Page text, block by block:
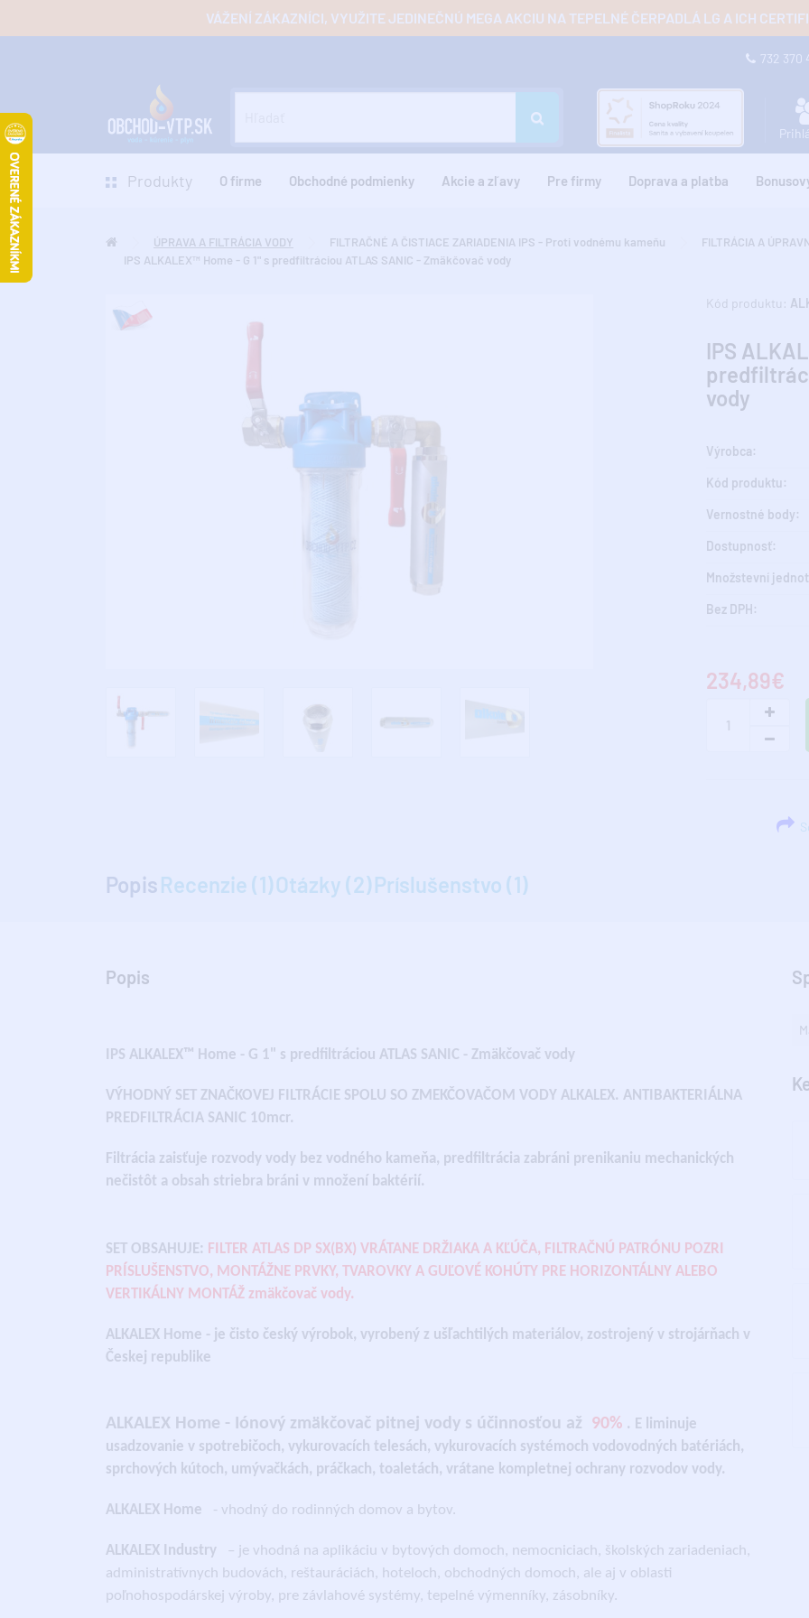
VÁŽENÍ ZÁKAZNÍCI, VYUŽITE JEDINEČNÚ MEGA AKCIU NA TEPELNÉ ČERPADLÁ LG A ICH
732 370
Produkty O firme Obchodné podmienky Akcie a zľavy Pre firmy Doprava a platba
ÚPRAVA A FILTRÁCIA VODY FILTRAČNÉ A ČISTIACE ZARIADENIA IPS - Proti vodnému kameňu
FILTRÁCIA A
IPS ALKALEX™ Home - G 1" s predfiltráciou ATLAS SANIC - Zmäkčovač vody
Kód produktu:
IPS
vody
Výrobca:
Kód produktu:
Vernostné body:
Dostupnosť:
Množstevní
Bez DPH:
234,89€
PopisRecenzie (1)Otázky (2)Príslušenstvo (1)
Popis
IPS ALKALEX™ Home - G 1" s predfiltráciou ATLAS SANIC - Zmäkčovač vody
VÝHODNÝ SET ZNAČKOVEJ FILTRÁCIE SPOLU SO ZMEKČOVAČOM VODY ALKALEX. ANTIBAKTERIÁLNA
PREDFILTRÁCIA SANIC 10mcr.
Filtrácia zaisťuje rozvody vody bez vodného kameňa, predfiltrácia zabráni prenikaniu mechanických
nečistôt a obsah striebra bráni v množení baktérií.
SET OBSAHUJE: FILTER ATLAS DP SX(BX) VRÁTANE DRŽIAKA A KĽÚČA, FILTRAČNÚ PATRÓNU POZRI
PRÍSLUŠENSTVO, MONTÁŽNE PRVKY, TVAROVKY A GUĽOVÉ KOHÚTY PRE HORIZONTÁLNY ALEBO
VERTIKÁLNY MONTÁŽ zmäkčovač vody.
ALKALEX Home - je čisto český výrobok, vyrobený z ušľachtilých materiálov, zostrojený v strojárňach v
Českej republike
ALKALEX Home - Iónový zmäkčovač pitnej vody s účinnosťou až 90% . E liminuje
usadzovanie v spotrebičoch, vykurovacích telesách, vykurovacích systémoch vodovodných batériách,
sprchových kútoch, umývačkách, práčkach, toaletách, vrátane kompletnej ochrany rozvodov vody.
ALKALEX Home - vhodný do rodinných domov a bytov.
ALKALEX Industry
– je vhodná na aplikáciu v bytových domoch, nemocniciach, školských zariadeniach,
administratívnych budovách, reštauráciách, hoteloch, obchodných domoch, ale aj v oblasti
poľnohospodárskej výroby, pre závlahové systémy, tepelné výmenníky, zásobníky.